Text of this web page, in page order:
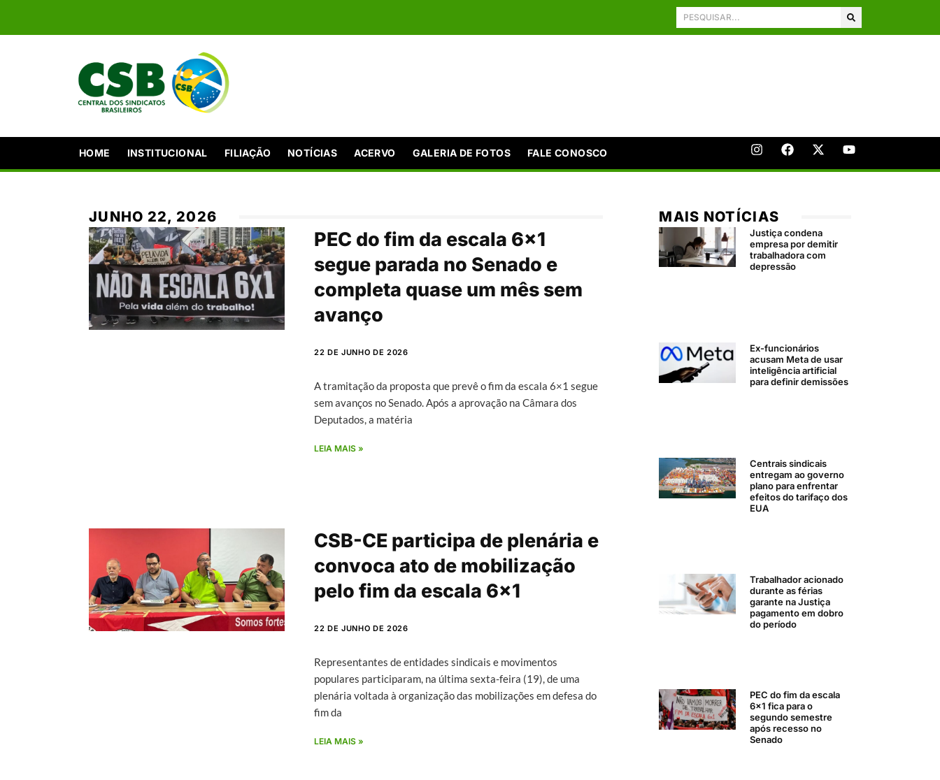
HOME INSTITUCIONAL FILIAÇÃO NOTÍCIAS ACERVO GALERIA DE FOTOS FALE CONOSCO
JUNHO 22, 2026
PEC do fim da escala 6×1
segue parada no Senado e
completa quase um mês sem
avanço
22 DE JUNHO DE 2026
A tramitação da proposta que prevê o fim da escala 6×1 segue
sem avanços no Senado. Após a aprovação na Câmara dos
Deputados, a matéria
LEIA MAIS »
CSB-CE participa de plenária e
convoca ato de mobilização
pelo fim da escala 6×1
22 DE JUNHO DE 2026
Representantes de entidades sindicais e movimentos
populares participaram, na última sexta-feira (19), de uma
plenária voltada à organização das mobilizações em defesa do
fim da
LEIA MAIS »
MAIS NOTÍCIAS
Justiça condena
empresa por demitir
trabalhadora com
depressão
Ex-funcionários
acusam Meta de usar
inteligência artificial
para definir demissões
Centrais sindicais
entregam ao governo
plano para enfrentar
efeitos do tarifaço dos
EUA
Trabalhador acionado
durante as férias
garante na Justiça
pagamento em dobro
do período
PEC do fim da escala
6×1 fica para o
segundo semestre
após recesso no
Senado